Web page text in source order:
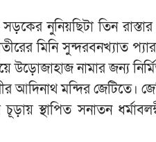
নুনিয়ছিটা তিন
মিনি সুন্দরবনখ্যাত
উড়োজাহাজ নামার জন্য
আদিনাথ মন্দির জেটিতে।
স্থাপিত সনাতন